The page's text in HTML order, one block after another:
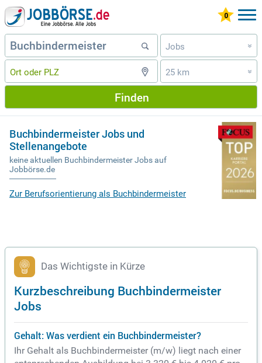
Jobs »
25 km »
Finden
Buchbindermeister Jobs und
Stellenangebote
keine aktuellen Buchbindermeister Jobs auf
Jobbörse.de
Zur Berufsorientierung als Buchbindermeister
Das Wichtigste in Kürze
Kurzbeschreibung Buchbindermeister
Jobs
Gehalt: Was verdient ein Buchbindermeister?
Ihr Gehalt als Buchbindermeister (m/w) liegt nach einer